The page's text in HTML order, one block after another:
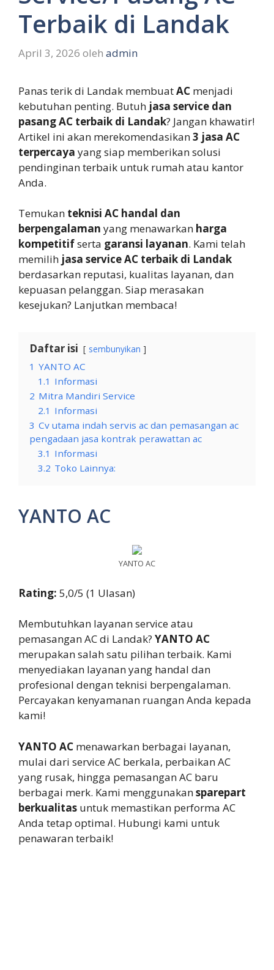
Terbaik di Landak
April 3, 2026 oleh admin
Panas terik di Landak membuatAC menjadi
kebutuhan penting. Butuh jasa service dan
pasang AC terbaik di Landak? Jangan khawatir!
Artikel ini akan merekomendasikan3 jasa AC
terpercaya yang siap memberikan solusi
pendinginan terbaik untuk rumah atau kantor
Anda.
Temukan teknisi AC handal dan
berpengalaman yang menawarkan harga
kompetitifserta garansi layanan. Kami telah
memilih jasa service AC terbaik di Landak
berdasarkan reputasi, kualitas layanan, dan
kepuasan pelanggan. Siap merasakan
kesejukan? Lanjutkan membaca!
Daftar isi sembunyikan
1 YANTO AC
1.1 Informasi
2 Mitra Mandiri Service
2.1 Informasi
3 Cv utama indah servis ac dan pemasangan ac
pengadaan jasa kontrak perawattan ac
3.1 Informasi
3.2 Toko Lainnya:
YANTO AC
YANTO AC
Rating: 5,0/5 (1 Ulasan)
Membutuhkan layanan service atau
pemasangan AC di Landak? YANTO AC
merupakan salah satu pilihan terbaik. Kami
menyediakan layanan yang handal dan
profesional dengan teknisi berpengalaman.
Percayakan kenyamanan ruangan Anda kepada
kami!
YANTO AC menawarkan berbagai layanan,
mulai dari service AC berkala, perbaikan AC
yang rusak, hingga pemasangan AC baru
berbagai merk. Kami menggunakansparepart
berkualitas untuk memastikan performa AC
Anda tetap optimal. Hubungi kami untuk
penawaran terbaik!